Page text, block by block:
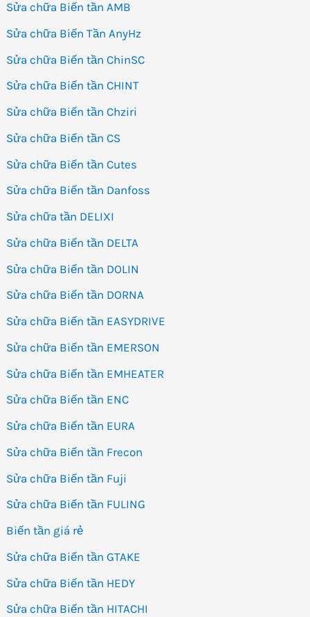
Sửa chữa Biến tần AMB
Sửa chữa Biến Tần AnyHz
Sửa chữa Biến tần ChinSC
Sửa chữa Biến tần CHINT
Sửa chữa Biến tần Chziri
Sửa chữa Biến tần CS
Sửa chữa Biến tần Cutes
Sửa chữa Biến tần Danfoss
Sửa chữa tần DELIXI
Sửa chữa Biến tần DELTA
Sửa chữa Biến tần DOLIN
Sửa chữa Biến tần DORNA
Sửa chữa Biến tần EASYDRIVE
Sửa chữa Biến tần EMERSON
Sửa chữa Biến tần EMHEATER
Sửa chữa Biến tần ENC
Sửa chữa Biến tần EURA
Sửa chữa Biến tần Frecon
Sửa chữa Biến tần Fuji
Sửa chữa Biến tần FULING
Biến tần giá rẻ
Sửa chữa Biến tần GTAKE
Sửa chữa Biến tần HEDY
Sửa chữa Biến tần HITACHI